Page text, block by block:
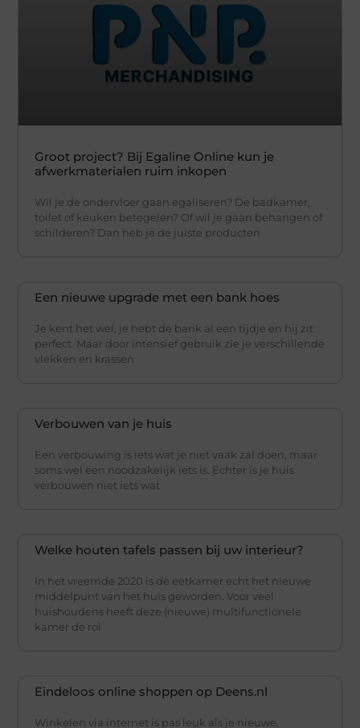
Groot project? Bij Egaline Online kun je
afwerkmaterialen ruim inkopen
Wil je de ondervloer gaan egaliseren? De badkamer,
toilet of keuken betegelen? Of wil je gaan behangen of
schilderen? Dan heb je de juiste producten
Een nieuwe upgrade met een bank hoes
Je kent het wel, je hebt de bank al een tijdje en hij zit
perfect. Maar door intensief gebruik zie je verschillende
vlekken en krassen
Verbouwen van je huis
Een verbouwing is iets wat je niet vaak zal doen, maar
soms wel een noodzakelijk iets is. Echter is je huis
verbouwen niet iets wat
Welke houten tafels passen bij uw interieur?
In het vreemde 2020 is de eetkamer echt het nieuwe
middelpunt van het huis geworden. Voor veel
huishoudens heeft deze (nieuwe) multifunctionele
kamer de rol
Eindeloos online shoppen op Deens.nl
Winkelen via internet is pas leuk als je nieuwe,